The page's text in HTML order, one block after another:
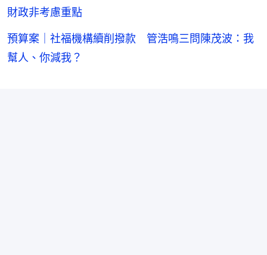
財政非考慮重點
預算案｜社福機構續削撥款 管浩鳴三問陳茂波：我
幫人、你減我？